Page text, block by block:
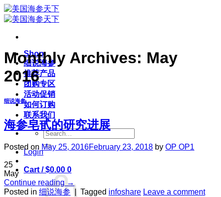
Skip
to
content
Shop
细说海参
推荐产品
团购专区
活动促销
如何订购
联系我们
Search
for:
Login
Cart /$0.00 0
Monthly Archives: May
2016
细说海参
海参皂甙的研究进展
Posted on May 25, 2016February 23, 2018 by OP OP1
25
May
Continue reading →
Posted in 细说海参 | Tagged infoshare Leave a comment